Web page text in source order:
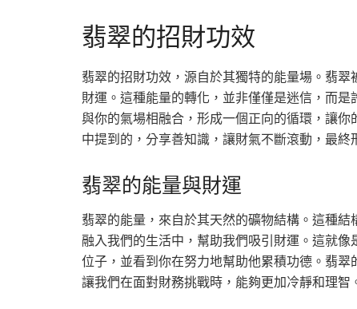
翡翠的招財功效
翡翠的招財功效，源自於其獨特的能量場。翡
財運。這種能量的轉化，並非僅僅是迷信，而
與你的氣場相融合，形成一個正向的循環，讓
中提到的，分享善知識，讓財氣不斷滾動，最終
翡翠的能量與財運
翡翠的能量，來自於其天然的礦物結構。這種
融入我們的生活中，幫助我們吸引財運。這就
位子，並看到你在努力地幫助他累積功德。翡
讓我們在面對財務挑戰時，能夠更加冷靜和理智